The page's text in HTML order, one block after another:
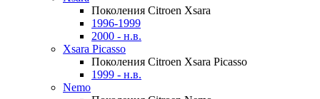
Поколения Citroen Xsara
1996-1999
2000 - н.в.
Xsara Picasso
Поколения Citroen Xsara Picasso
1999 - н.в.
Nemo